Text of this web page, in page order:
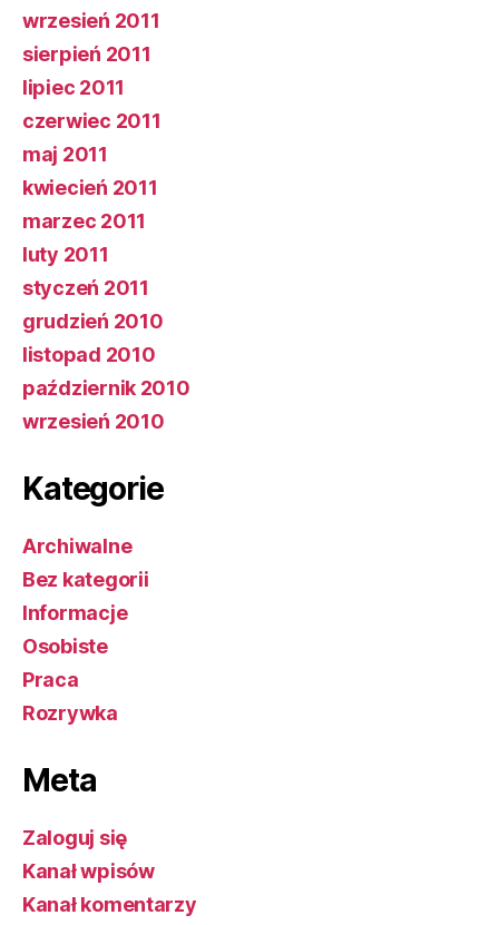
wrzesień 2011
sierpień 2011
lipiec 2011
czerwiec 2011
maj 2011
kwiecień 2011
marzec 2011
luty 2011
styczeń 2011
grudzień 2010
listopad 2010
październik 2010
wrzesień 2010
Kategorie
Archiwalne
Bez kategorii
Informacje
Osobiste
Praca
Rozrywka
Meta
Zaloguj się
Kanał wpisów
Kanał komentarzy